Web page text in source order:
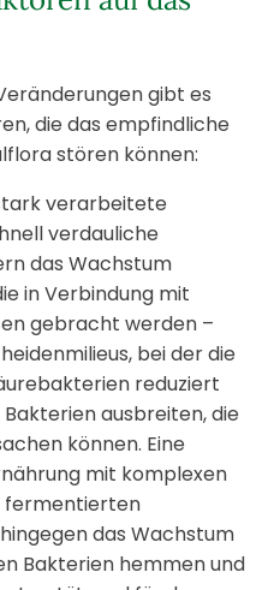
gibt es
die das empfindliche
stören können:
verarbeitete
verdauliche
das Wachstum
in Verbindung mit
gebracht werden –
bei der die
reduziert
ausbreiten, die
können. Eine
mit komplexen
fermentierten
das Wachstum
Bakterien hemmen und